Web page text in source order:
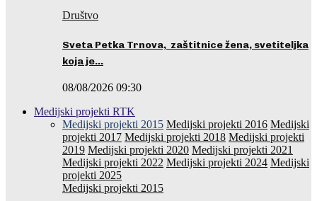
Društvo
Sveta Petka Trnova, zaštitnice žena, svetiteljka
koja je…
08/08/2026 09:30
Medijski projekti RTK
Medijski projekti 2015 Medijski projekti 2016 Medijski
projekti 2017 Medijski projekti 2018 Medijski projekti
2019 Medijski projekti 2020 Medijski projekti 2021
Medijski projekti 2022 Medijski projekti 2024 Medijski
projekti 2025
Medijski projekti 2015